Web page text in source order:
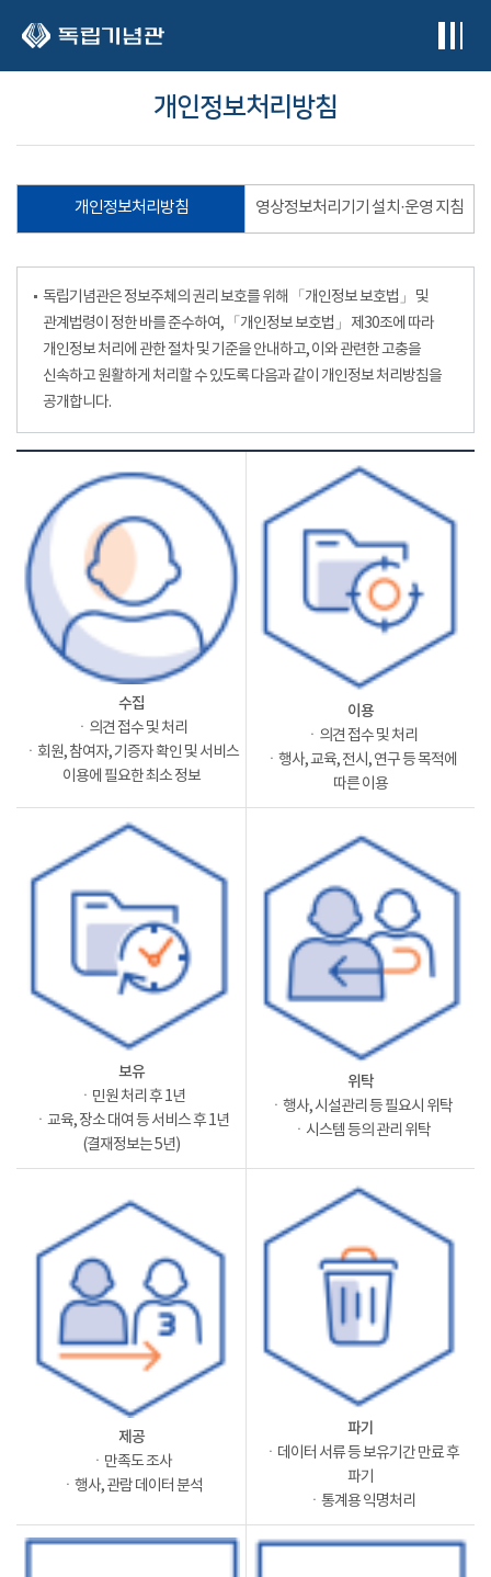
개인정보처리방침
개인정보처리방침 영상정보처리기기 설치·운영 지침
독립기념관은 정보주체의 권리 보호를 위해 「개인정보 보호법」 및
관계법령이 정한 바를 준수하여, 「개인정보 보호법」 제30조에 따라
개인정보 처리에 관한 절차 및 기준을 안내하고, 이와 관련한 고충을
신속하고 원활하게 처리할 수 있도록 다음과 같이 개인정보 처리방침을
공개합니다.
수집
ㆍ의견 접수 및 처리
ㆍ회원, 참여자, 기증자 확인 및 서비스
이용에 필요한 최소 정보
이용
ㆍ의견 접수 및 처리
ㆍ행사, 교육, 전시, 연구 등 목적에
따른 이용
보유
ㆍ민원 처리 후 1년
ㆍ교육, 장소 대여 등 서비스 후 1년
(결재정보는 5년)
위탁
ㆍ행사, 시설관리 등 필요시 위탁
ㆍ시스템 등의 관리 위탁
제공
ㆍ만족도 조사
ㆍ행사, 관람 데이터 분석
파기
ㆍ데이터 서류 등 보유기간 만료 후
파기
ㆍ통계용 익명처리